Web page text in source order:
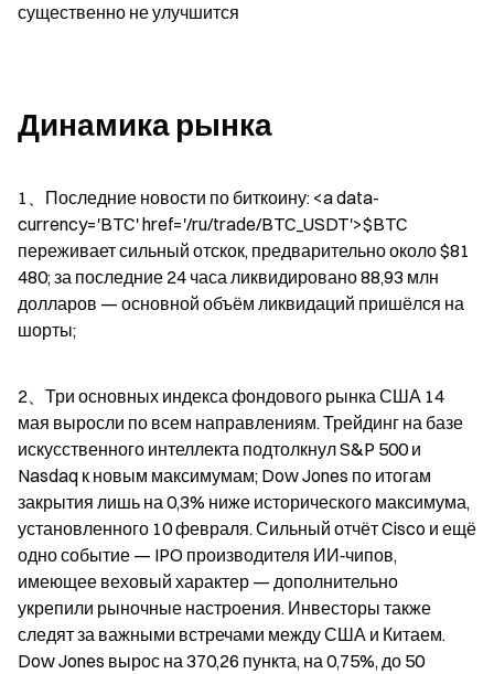
существенно не улучшится
Динамика рынка
1、Последние новости по биткоину: <a data-
currency='BTC' href='/ru/trade/BTC_USDT'>$BTC
переживает сильный отскок, предварительно около $81
480; за последние 24 часа ликвидировано 88,93 млн
долларов — основной объём ликвидаций пришёлся на
шорты;
2、Три основных индекса фондового рынка США 14
мая выросли по всем направлениям. Трейдинг на базе
искусственного интеллекта подтолкнул S&P 500 и
Nasdaq к новым максимумам; Dow Jones по итогам
закрытия лишь на 0,3% ниже исторического максимума,
установленного 10 февраля. Сильный отчёт Cisco и ещё
одно событие — IPO производителя ИИ‑чипов,
имеющее веховый характер — дополнительно
укрепили рыночные настроения. Инвесторы также
следят за важными встречами между США и Китаем.
Dow Jones вырос на 370,26 пункта, на 0,75%, до 50